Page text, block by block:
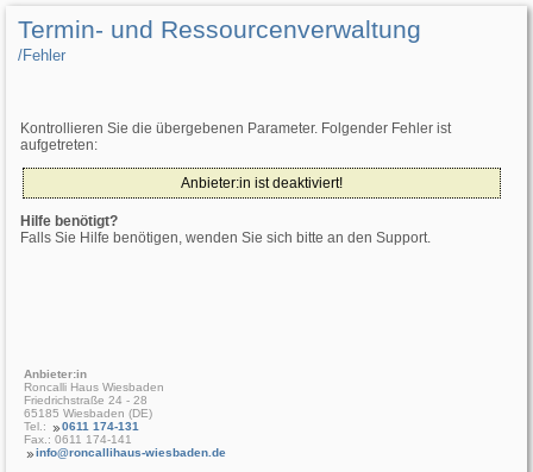
Termin- und Ressourcenverwaltung
/­Fehler
Kontrollieren Sie die übergebenen Parameter. Folgender Fehler ist
aufgetreten:
Anbieter:in ist deaktiviert!
Hilfe benötigt?
Falls Sie Hilfe benötigen, wenden Sie sich bitte an den Support.
Anbieter:in
Roncalli Haus Wiesbaden
Friedrichstraße 24 - 28
65185 Wiesbaden (DE)
Tel.:
0611 174-131
Fax.: 0611 174-141
info@roncallihaus-wiesbaden.de